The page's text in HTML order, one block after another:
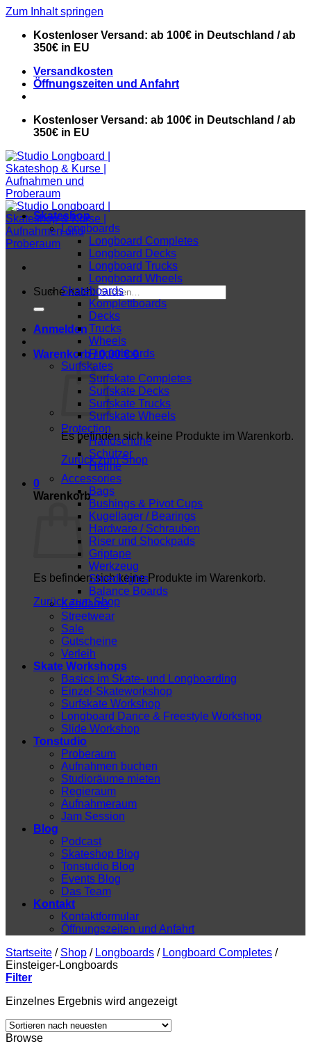
Zum Inhalt springen
Kostenloser Versand: ab 100€ in Deutschland / ab
350€ in EU
Versandkosten
Öffnungszeiten und Anfahrt
Kostenloser Versand: ab 100€ in Deutschland / ab
350€ in EU
Suche nach:
Anmelden
Warenkorb /0,00€ 0
Es befinden sich keine Produkte im Warenkorb.
Zurück zum Shop
0
Warenkorb
Es befinden sich keine Produkte im Warenkorb.
Zurück zum Shop
Skateshop
Longboards
Longboard Completes
Longboard Decks
Longboard Trucks
Longboard Wheels
Skateboards
Komplettboards
Decks
Trucks
Wheels
Fingerboards
Surfskates
Surfskate Completes
Surfskate Decks
Surfskate Trucks
Surfskate Wheels
Protection
Handschuhe
Schützer
Helme
Accessories
Bags
Bushings & Pivot Cups
Kugellager / Bearings
Hardware / Schrauben
Riser und Shockpads
Griptape
Werkzeug
ShredLights
Balance Boards
Kendama
Streetwear
Sale
Gutscheine
Verleih
Skate Workshops
Basics im Skate- und Longboarding
Einzel-Skateworkshop
Surfskate Workshop
Longboard Dance & Freestyle Workshop
Slide Workshop
Tonstudio
Proberaum
Aufnahmen buchen
Studioräume mieten
Regieraum
Aufnahmeraum
Jam Session
Blog
Podcast
Skateshop Blog
Tonstudio Blog
Events Blog
Das Team
Kontakt
Kontaktformular
Öffnungszeiten und Anfahrt
Startseite / Shop / Longboards / Longboard Completes /
Einsteiger-Longboards
Filter
Einzelnes Ergebnis wird angezeigt
Browse